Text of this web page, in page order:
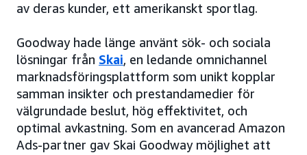
av deras kunder, ett amerikanskt sportlag.
Goodway hade länge använt sök- och sociala
lösningar från Skai, en ledande omnichannel
marknadsföringsplattform som unikt kopplar
samman insikter och prestandamedier för
välgrundade beslut, hög effektivitet, och
optimal avkastning. Som en avancerad Amazon
Ads-partner gav Skai Goodway möjlighet att